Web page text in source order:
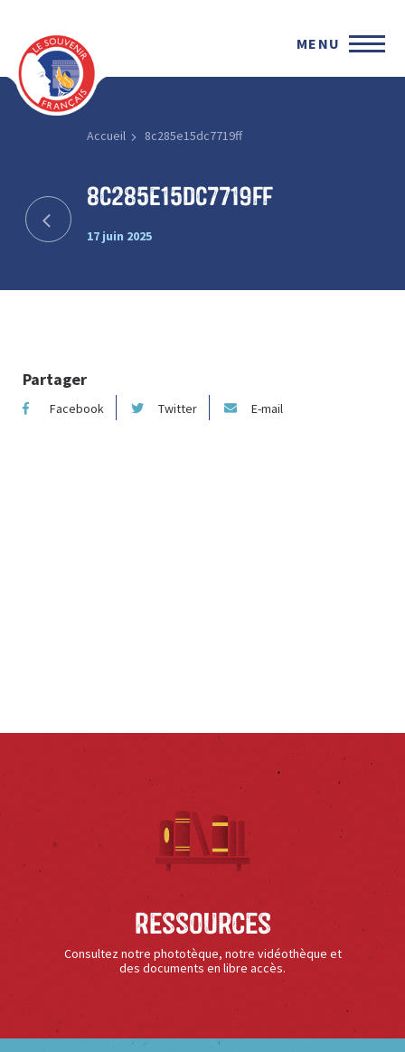
MENU
Accueil 8c285e15dc7719ff
8c285e15dc7719ff
17 juin 2025
Partager
Facebook Twitter E-mail
Ressources
Consultez notre phototèque, notre vidéothèque et
des documents en libre accès.